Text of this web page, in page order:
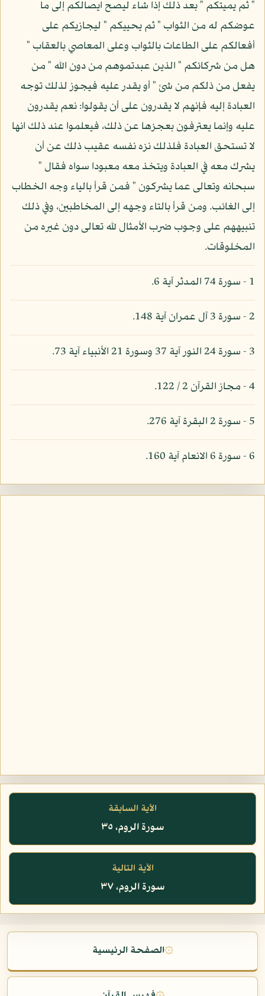
" ثم يميتكم " بعد ذلك إذا شاء ليصح ايصالكم إلى ما
عوضكم له من الثواب " ثم يحييكم " ليجازيكم على
أفعالكم على الطاعات بالثواب وعلى المعاصي بالعقاب "
هل من شركائكم " الذين عبدتموهم من دون الله " من
يفعل من ذلكم من شئ " أو يقدر عليه فيجوز لذلك توجه
العبادة إليه فإنهم لا يقدرون على أن يقولوا: نعم يقدرون
عليه وإنما يعترفون بعجزها عن ذلك، فيعلموا عند ذلك انها
لا تستحق العبادة فلذلك نزه نفسه عقيب ذلك عن أن
يشرك معه في العبادة ويتخذ معه معبودا سواه فقال "
سبحانه وتعالى عما يشركون " فمن قرأ بالياء وجه الخطاب
إلى الغائب. ومن قرأ بالتاء وجهه إلى المخاطبين، وفي ذلك
تنبيههم على وجوب ضرب الأمثال لله تعالى دون غيره من
المخلوقات.
1 - سورة 74 المدثر آية 6.
2 - سورة 3 آل عمران آية 148.
3 - سورة 24 النور آية 37 وسورة 21 الأنبياء آية 73.
4 - مجاز القرآن 2 / 122.
5 - سورة 2 البقرة آية 276.
6 - سورة 6 الانعام آية 160.
الآية السابقة
سورة الروم، ٣٥
الآية التالية
سورة الروم، ٣٧
۞الصفحة الرئيسية